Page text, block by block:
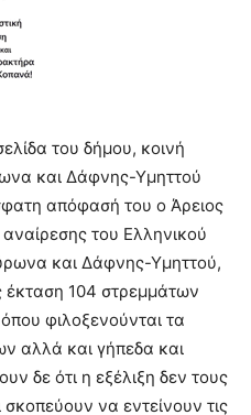
του δήμου, κοινή
και Δάφνης-Υμηττού
απόφασή του ο Άρειος
του Ελληνικού
και Δάφνης-Υμηττού,
έκταση 104 στρεμμάτων
φιλοξενούνται τα
αλλά και γήπεδα και
δε ότι η εξέλιξη δεν τους
να εντείνουν τις